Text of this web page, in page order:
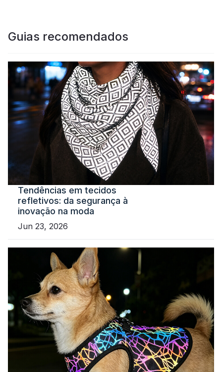
Guias recomendados
Tendências em tecidos
refletivos: da segurança à
inovação na moda
Jun 23, 2026